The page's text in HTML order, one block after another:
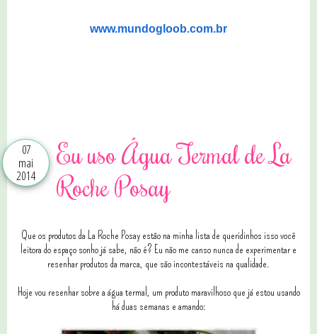
www.mundogloob.com.br
07
mai
2014
Eu uso Água Termal de La
Roche Posay
Que os produtos da La Roche Posay estão na minha lista de queridinhos isso você
leitora do espaço sonho já sabe, não é? Eu não me canso nunca de experimentar e
resenhar produtos da marca, que são incontestáveis na qualidade.
Hoje vou resenhar sobre a água termal, um produto maravilhoso que já estou usando
há duas semanas e amando: